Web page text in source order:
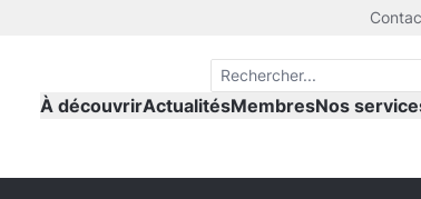
À découvrirActualitésMembresNos